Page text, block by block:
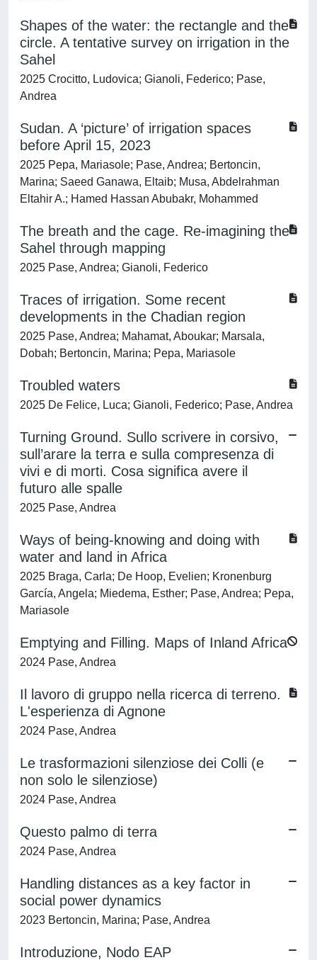
Shapes of the water: the rectangle and the
circle. A tentative survey on irrigation in the
Sahel
2025 Crocitto, Ludovica; Gianoli, Federico; Pase,
Andrea
Sudan. A ‘picture’ of irrigation spaces
before April 15, 2023
2025 Pepa, Mariasole; Pase, Andrea; Bertoncin,
Marina; Saeed Ganawa, Eltaib; Musa, Abdelrahman
Eltahir A.; Hamed Hassan Abubakr, Mohammed
The breath and the cage. Re-imagining the
Sahel through mapping
2025 Pase, Andrea; Gianoli, Federico
Traces of irrigation. Some recent
developments in the Chadian region
2025 Pase, Andrea; Mahamat, Aboukar; Marsala,
Dobah; Bertoncin, Marina; Pepa, Mariasole
Troubled waters
2025 De Felice, Luca; Gianoli, Federico; Pase, Andrea
Turning Ground. Sullo scrivere in corsivo,
sull’arare la terra e sulla compresenza di
vivi e di morti. Cosa significa avere il
futuro alle spalle
2025 Pase, Andrea
Ways of being-knowing and doing with
water and land in Africa
2025 Braga, Carla; De Hoop, Evelien; Kronenburg
García, Angela; Miedema, Esther; Pase, Andrea; Pepa,
Mariasole
Emptying and Filling. Maps of Inland Africa
2024 Pase, Andrea
Il lavoro di gruppo nella ricerca di terreno.
L'esperienza di Agnone
2024 Pase, Andrea
Le trasformazioni silenziose dei Colli (e
non solo le silenziose)
2024 Pase, Andrea
Questo palmo di terra
2024 Pase, Andrea
Handling distances as a key factor in
social power dynamics
2023 Bertoncin, Marina; Pase, Andrea
Introduzione, Nodo EAP